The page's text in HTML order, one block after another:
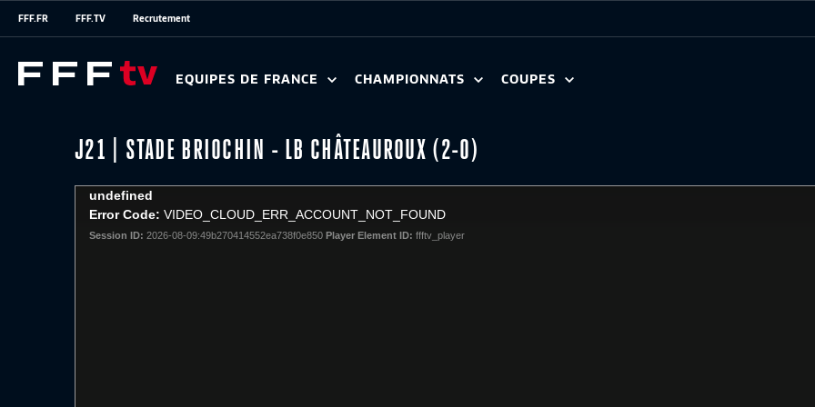
FFF.FR FFF.TV Recrutement
EQUIPES DE FRANCE CHAMPIONNATS COUPES
J21 | STADE BRIOCHIN - LB CHÂTEAUROUX (2-0)
This
undefined
Error Code: VIDEO_CLOUD_ERR_ACCOUNT_NOT_FOUND
Session ID: 2026-08-09:49b270414552ea738f0e850 Player Element ID: ffftv_player